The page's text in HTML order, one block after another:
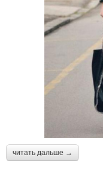
читать дальше →